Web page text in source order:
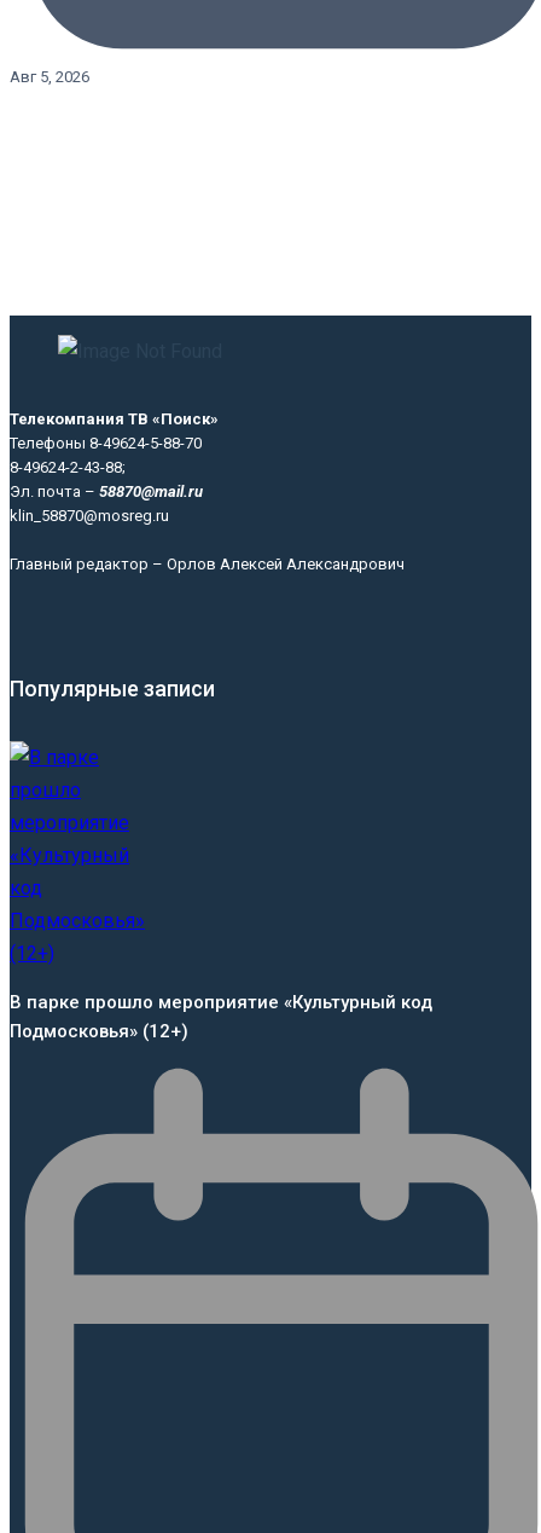
Авг 5, 2026
Телекомпания ТВ «Поиск»
Телефоны 8-49624-5-88-70
8-49624-2-43-88;
Эл. почта – 58870@mail.ru
klin_58870@mosreg.ru
Главный редактор – Орлов Алексей Александрович
Популярные записи
В парке прошло мероприятие «Культурный код
Подмосковья» (12+)